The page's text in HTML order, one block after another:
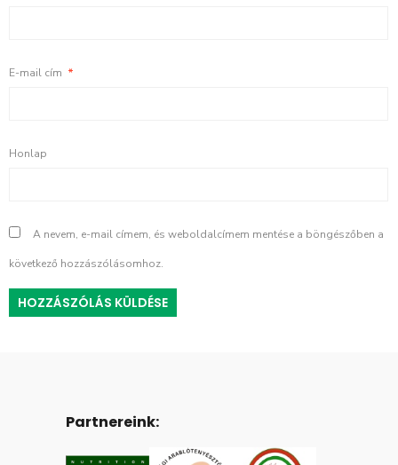
E-mail cím *
Honlap
A nevem, e-mail címem, és weboldalcímem mentése a böngészőben a
következő hozzászólásomhoz.
Partnereink: